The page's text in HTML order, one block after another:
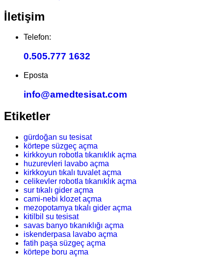
İletişim
Telefon:
0.505.777 1632
Eposta
info@amedtesisat.com
Etiketler
gürdoğan su tesisat
körtepe süzgeç açma
kirkkoyun robotla tıkanıklık açma
huzurevleri lavabo açma
kirkkoyun tıkalı tuvalet açma
celikevler robotla tıkanıklık açma
sur tıkalı gider açma
cami-nebi klozet açma
mezopotamya tıkalı gider açma
kitilbil su tesisat
savas banyo tıkanıklığı açma
iskenderpasa lavabo açma
fatih paşa süzgeç açma
körtepe boru açma